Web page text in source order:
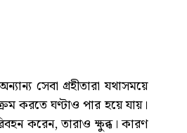
সেবা গ্রহীতারা যথাসময়ে
করতে ঘণ্টাও পার হয়ে যায়।
করেন, তারাও ক্ষুব্ধ। কারণ